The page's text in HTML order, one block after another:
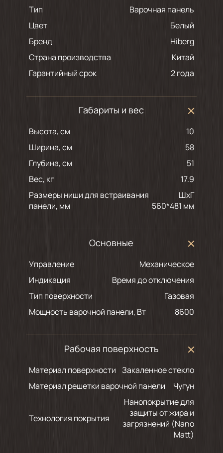
Тип
Варочная панель
Цвет
белый
Бренд
Hiberg
Страна производства
Китай
Гарантийный срок
2 года
Габариты и вес
Высота, см
10
Ширина, см
58
Глубина, см
51
Вес, кг
17.9
Размеры ниши для встраивания
панели, мм
ШхГ
560*481 мм
Основные
Управление
Механическое
Индикация
Время до отключения
Тип поверхности
Газовая
Мощность варочной панели, Вт
8600
Рабочая поверхность
Материал поверхности
Закаленное стекло
Материал решетки варочной панели
Чугун
Технология покрытия
Нанопокрытие для
защиты от жира и
загрязнений (Nano
Matt)